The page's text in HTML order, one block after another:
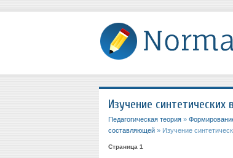
Изучение
Педагогическая теория»
составляющей» Изучение
Страница 1